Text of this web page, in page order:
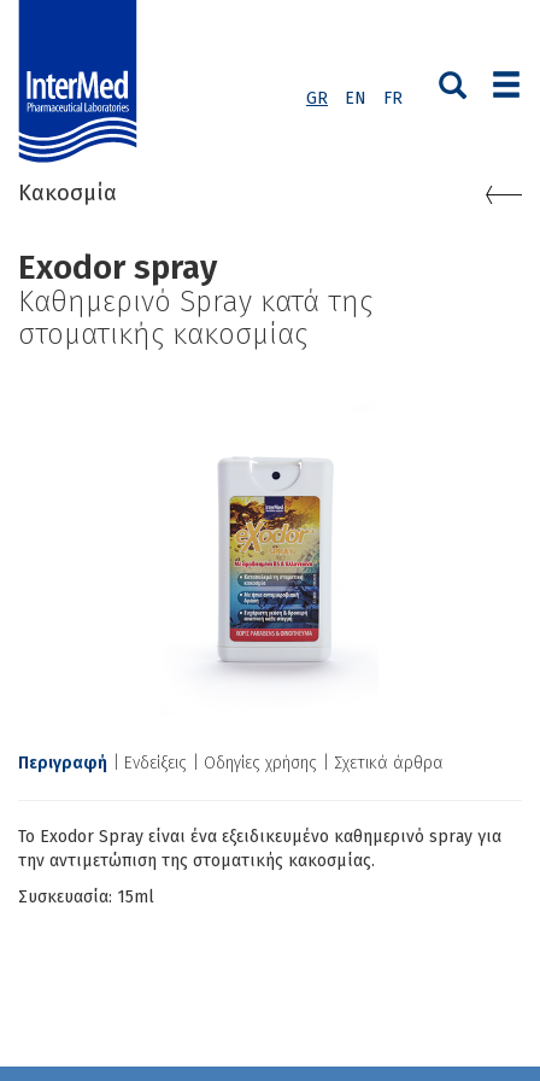
GR EN FR
Κακοσμία
Exodor spray
Καθημερινό Spray κατά της
στοματικής κακοσμίας
Περιγραφή Ενδείξεις Οδηγίες χρήσης Σχετικά άρθρα
Το Exodor Spray είναι ένα εξειδικευμένο καθημερινό spray για
την αντιμετώπιση της στοματικής κακοσμίας.
Συσκευασία: 15ml